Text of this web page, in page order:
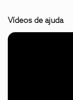
Vídeos de ajuda